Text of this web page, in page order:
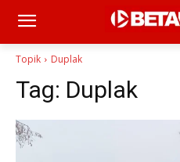
Topik Duplak
Tag: Duplak